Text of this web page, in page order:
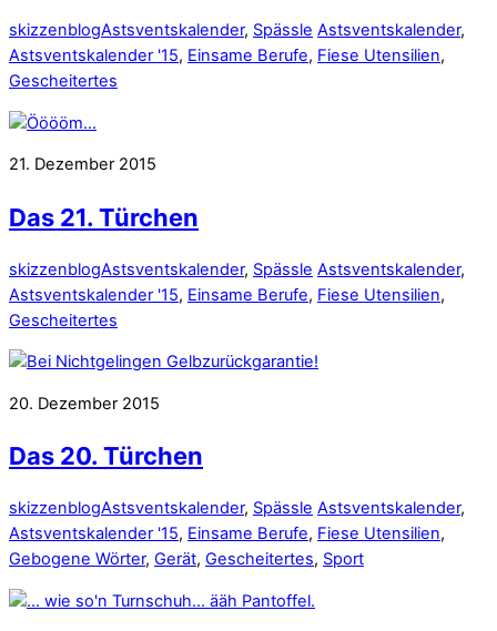
skizzenblogAstsventskalender, Spässle Astsventskalender,
Astsventskalender '15, Einsame Berufe, Fiese Utensilien,
Gescheitertes
21. Dezember 2015
Das 21. Türchen
skizzenblogAstsventskalender, Spässle Astsventskalender,
Astsventskalender '15, Einsame Berufe, Fiese Utensilien,
Gescheitertes
20. Dezember 2015
Das 20. Türchen
skizzenblogAstsventskalender, Spässle Astsventskalender,
Astsventskalender '15, Einsame Berufe, Fiese Utensilien,
Gebogene Wörter, Gerät, Gescheitertes, Sport